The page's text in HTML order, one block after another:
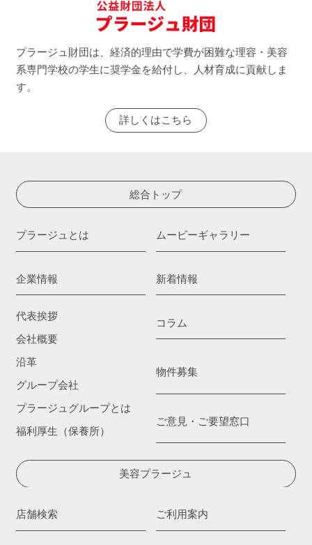
プラージュ財団は、経済的理由で学費が困難な理容・美容
系専門学校の学生に奨学金を給付し、人材育成に貢献しま
す。
詳しくはこちら
総合トップ
プラージュとは
企業情報
代表挨拶
会社概要
沿革
グループ会社
プラージュグループとは
福利厚生（保養所）
ムービーギャラリー
新着情報
コラム
物件募集
ご意見・ご要望窓口
美容プラージュ
店舗検索 ご利用案内